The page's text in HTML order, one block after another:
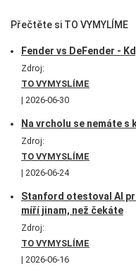
Přečtěte si TO VYMYLÍME
Fender vs DeFender -
Zdroj:
TO VYMYSLÍME
2026-06-30
Na vrcholu se nemáte s
Zdroj:
TO VYMYSLÍME
2026-06-24
Stanford otestoval AI
míří jinam, než čekáte
Zdroj:
TO VYMYSLÍME
2026-06-16